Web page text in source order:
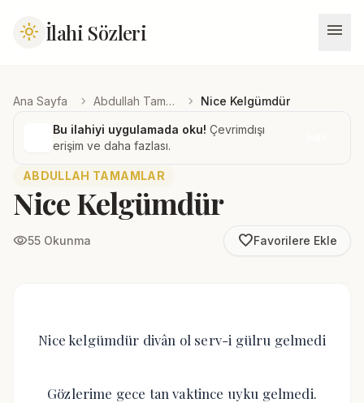
light_mode İlahi Sözleri menu
Ana Sayfa chevron_right Abdullah Tamamlar chevron_right Nice Kelgümdür
Bu ilahiyi uygulamada oku! Çevrimdışı
erişim ve daha fazlası.
ABDULLAH TAMAMLAR
Nice Kelgümdür
visibility55 Okunma favorite_borderFavorilere Ekle
Nice kelgümdür divân ol serv-i gülru gelmedi
Gözlerime gece tan vaktince uyku gelmedi.